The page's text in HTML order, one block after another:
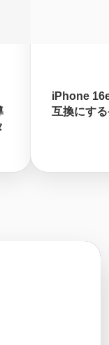
iPhone
互換にす